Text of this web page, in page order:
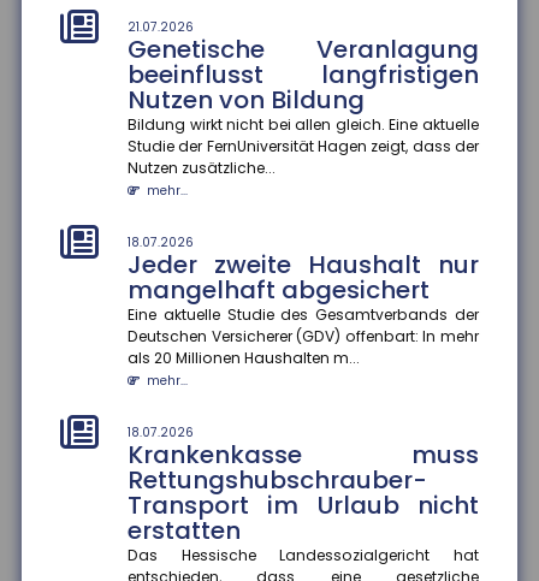
21.07.2026
Genetische Veranlagung
beeinflusst langfristigen
Nutzen von Bildung
Bildung wirkt nicht bei allen gleich. Eine aktuelle
Studie der FernUniversität Hagen zeigt, dass der
Nutzen zusätzliche...
mehr...
18.07.2026
Jeder zweite Haushalt nur
mangelhaft abgesichert
Eine aktuelle Studie des Gesamtverbands der
Deutschen Versicherer (GDV) offenbart: In mehr
als 20 Millionen Haushalten m...
mehr...
18.07.2026
Krankenkasse muss
Rettungshubschrauber-
Transport im Urlaub nicht
erstatten
Das Hessische Landessozialgericht hat
entschieden, dass eine gesetzliche
von Start-ups
Eine Studie des ZEW Mannheim und der Technischen
Universität München zeigt: Die Persönlichkeit von
Gründer:innen entsche...
mehr...
18.07.2026
Wohnungseigentümer können
verlangen
Der Bundesgerichtshof hat entschieden, dass
Wohnungseigentümer unter bestimmten
Voraussetzungen den Einbau eines Klima-S...
mehr...
18.07.2026
Hitze in Europa
Extreme Hitzeperioden nehmen in Europa zu. Eine
aktuelle Studie zeigt, dass viele
Kommunikationskampagnen zum Hitzeschut...
mehr...
14.07.2026